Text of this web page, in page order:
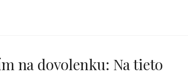
na dovolenku: Na tieto